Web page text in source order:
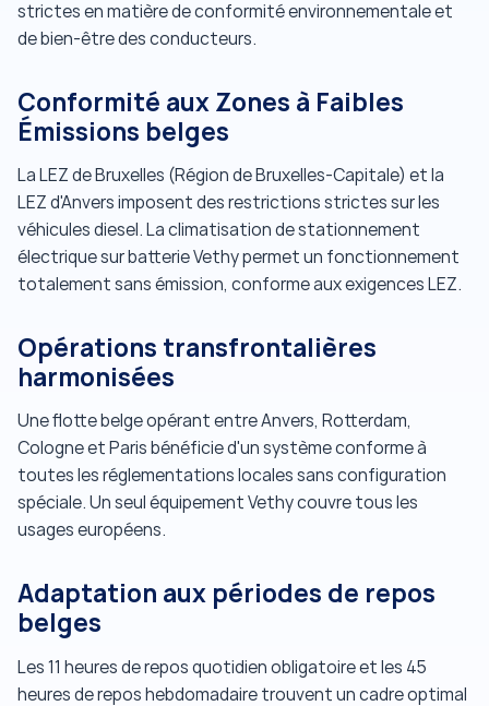
strictes en matière de conformité environnementale et
de bien-être des conducteurs.
Conformité aux Zones à Faibles
Émissions belges
La LEZ de Bruxelles (Région de Bruxelles-Capitale) et la
LEZ d'Anvers imposent des restrictions strictes sur les
véhicules diesel. La climatisation de stationnement
électrique sur batterie Vethy permet un fonctionnement
totalement sans émission, conforme aux exigences LEZ.
Opérations transfrontalières
harmonisées
Une flotte belge opérant entre Anvers, Rotterdam,
Cologne et Paris bénéficie d'un système conforme à
toutes les réglementations locales sans configuration
spéciale. Un seul équipement Vethy couvre tous les
usages européens.
Adaptation aux périodes de repos
belges
Les 11 heures de repos quotidien obligatoire et les 45
heures de repos hebdomadaire trouvent un cadre optimal